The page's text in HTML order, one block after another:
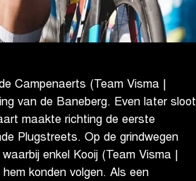
Campenaerts (Team Visma |
van de Baneberg. Even later sloot
maakte richting de eerste
Plugstreets. Op de grindwegen
enkel Kooij (Team Visma |
konden volgen. Als een